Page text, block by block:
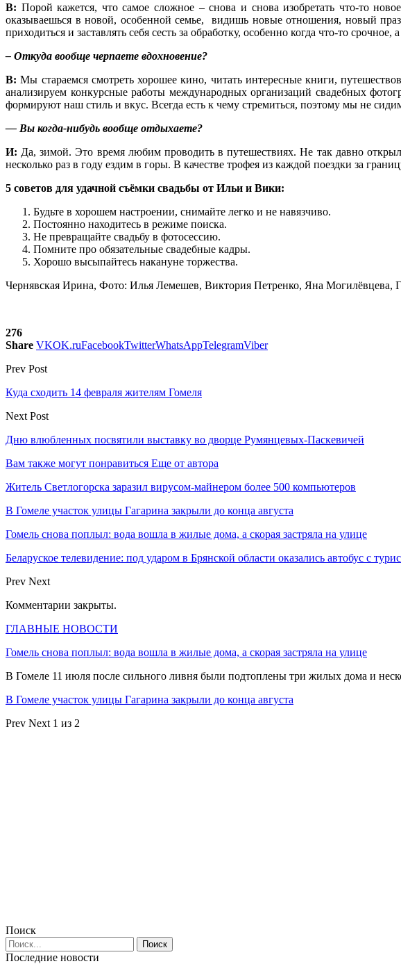
В: Порой кажется, что самое сложное – снова и снова изобретать что-то
оказываешься в новой, особенной семье, видишь новые отношения, новый
приходиться и заставлять себя сесть за обработку, особенно когда что-то
– Откуда вообще черпаете вдохновение?
В: Мы стараемся смотреть хорошее кино, читать интересные книги,
анализируем конкурсные работы международных организаций свадебных
формируют наш стиль и вкус. Всегда есть к чему стремиться, поэтому мы не
— Вы когда-нибудь вообще отдыхаете?
И: Да, зимой. Это время любим проводить в путешествиях. Не так давно
несколько раз в году ездим в горы. В качестве трофея из каждой поездки за
5 советов для удачной съёмки свадьбы от Ильи и Вики:
Будьте в хорошем настроении, снимайте легко и не навязчиво.
Постоянно находитесь в режиме поиска.
Не превращайте свадьбу в фотосессию.
Помните про обязательные свадебные кадры.
Хорошо высыпайтесь накануне торжества.
Чернявская Ирина, Фото: Илья Лемешев, Виктория Петренко, Яна Могилёвцева,
276
Share VKOK.ruFacebookTwitterWhatsAppTelegramViber
Prev Post
Куда сходить 14 февраля жителям Гомеля
Next Post
Дню влюбленных посвятили выставку во дворце Румянцевых-Паскевичей
Вам также могут понравиться Еще от автора
Житель Светлогорска заразил вирусом-майнером более 500 компьютеров
В Гомеле участок улицы Гагарина закрыли до конца августа
Гомель снова поплыл: вода вошла в жилые дома, а скорая застряла на улице
Беларуское телевидение: под ударом в Брянской области оказались автобус с
Prev Next
Комментарии закрыты.
ГЛАВНЫЕ НОВОСТИ
Гомель снова поплыл: вода вошла в жилые дома, а скорая застряла на улице
В Гомеле 11 июля после сильного ливня были подтоплены три жилых дома и
В Гомеле участок улицы Гагарина закрыли до конца августа
Prev Next 1 из 2
Поиск
Последние новости